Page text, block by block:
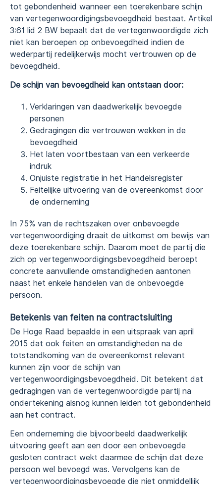
tot gebondenheid wanneer een toerekenbare schijn
van vertegenwoordigingsbevoegdheid bestaat. Artikel
3:61 lid 2 BW bepaalt dat de vertegenwoordigde zich
niet kan beroepen op onbevoegdheid indien de
wederpartij redelijkerwijs mocht vertrouwen op de
bevoegdheid.
De schijn van bevoegdheid kan ontstaan door:
Verklaringen van daadwerkelijk bevoegde
personen
Gedragingen die vertrouwen wekken in de
bevoegdheid
Het laten voortbestaan van een verkeerde
indruk
Onjuiste registratie in het Handelsregister
Feitelijke uitvoering van de overeenkomst door
de onderneming
In 75% van de rechtszaken over onbevoegde
vertegenwoordiging draait de uitkomst om bewijs van
deze toerekenbare schijn. Daarom moet de partij die
zich op vertegenwoordigingsbevoegdheid beroept
concrete aanvullende omstandigheden aantonen
naast het enkele handelen van de onbevoegde
persoon.
Betekenis van feiten na contractsluiting
De Hoge Raad bepaalde in een uitspraak van april
2015 dat ook feiten en omstandigheden na de
totstandkoming van de overeenkomst relevant
kunnen zijn voor de schijn van
vertegenwoordigingsbevoegdheid. Dit betekent dat
gedragingen van de vertegenwoordigde partij na
ondertekening alsnog kunnen leiden tot gebondenheid
aan het contract.
Een onderneming die bijvoorbeeld daadwerkelijk
uitvoering geeft aan een door een onbevoegde
gesloten contract wekt daarmee de schijn dat deze
persoon wel bevoegd was. Vervolgens kan de
vertegenwoordigingsbevoegde die niet onmiddellijk